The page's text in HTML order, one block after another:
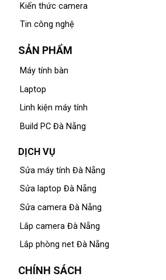
Kiến thức camera
Tin công nghệ
SẢN PHẨM
Máy tính bàn
Laptop
Linh kiện máy tính
Build PC Đà Nẵng
DỊCH VỤ
Sửa máy tính Đà Nẵng
Sửa laptop Đà Nẵng
Sửa camera Đà Nẵng
Lắp camera Đà Nẵng
Lắp phòng net Đà Nẵng
CHÍNH SÁCH